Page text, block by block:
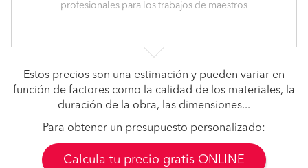
profesionales para los trabajos de maestros
Estos precios son una estimación y pueden variar en
función de factores como la calidad de los materiales, la
duración de la obra, las dimensiones...
Para obtener un presupuesto personalizado:
Calcula tu precio gratis ONLINE